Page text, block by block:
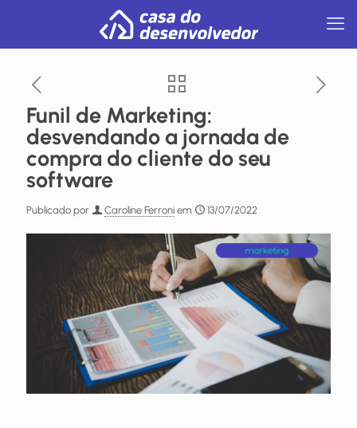
Funil de Marketing:
desvendando a jornada de
compra do cliente do seu
software
Publicado por Caroline Ferroni em 13/07/2022